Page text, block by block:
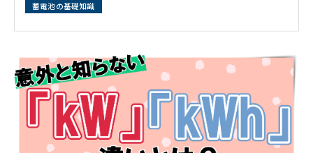
蓄電池の基礎知識